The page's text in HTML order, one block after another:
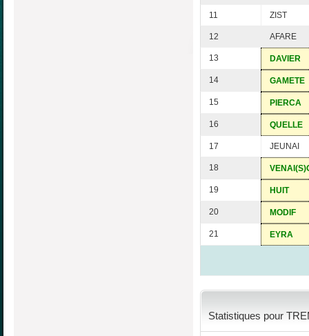
11 ZIST
12 AFARE
13 DAVIER
14 GAMETE
15 PIERCA
16 QUELLE
17 JEUNAI
18
19 HUIT
20 MODIF
21 EYRA
Statistiques pour